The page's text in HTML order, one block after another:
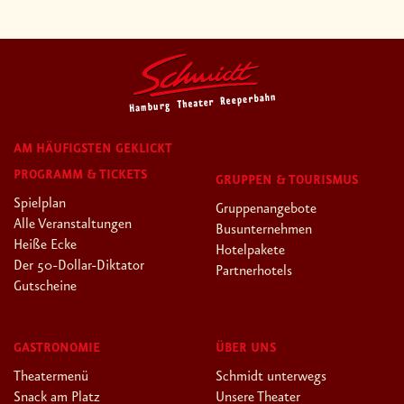
AM HÄUFIGSTEN GEKLICKT
PROGRAMM & TICKETS
Spielplan
Alle Veranstaltungen
Heiße Ecke
Der 50-Dollar-Diktator
Gutscheine
GRUPPEN & TOURISMUS
Gruppenangebote
Busunternehmen
Hotelpakete
Partnerhotels
GASTRONOMIE
Theatermenü
Snack am Platz
ÜBER UNS
Schmidt unterwegs
Unsere Theater